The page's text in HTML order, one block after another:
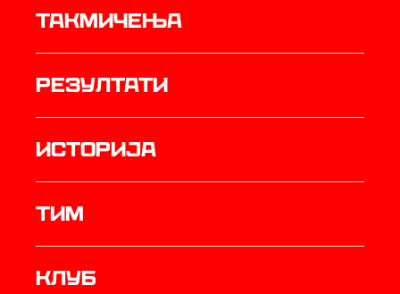
Такмичења
резултати
историја
ТИМ
Клуб